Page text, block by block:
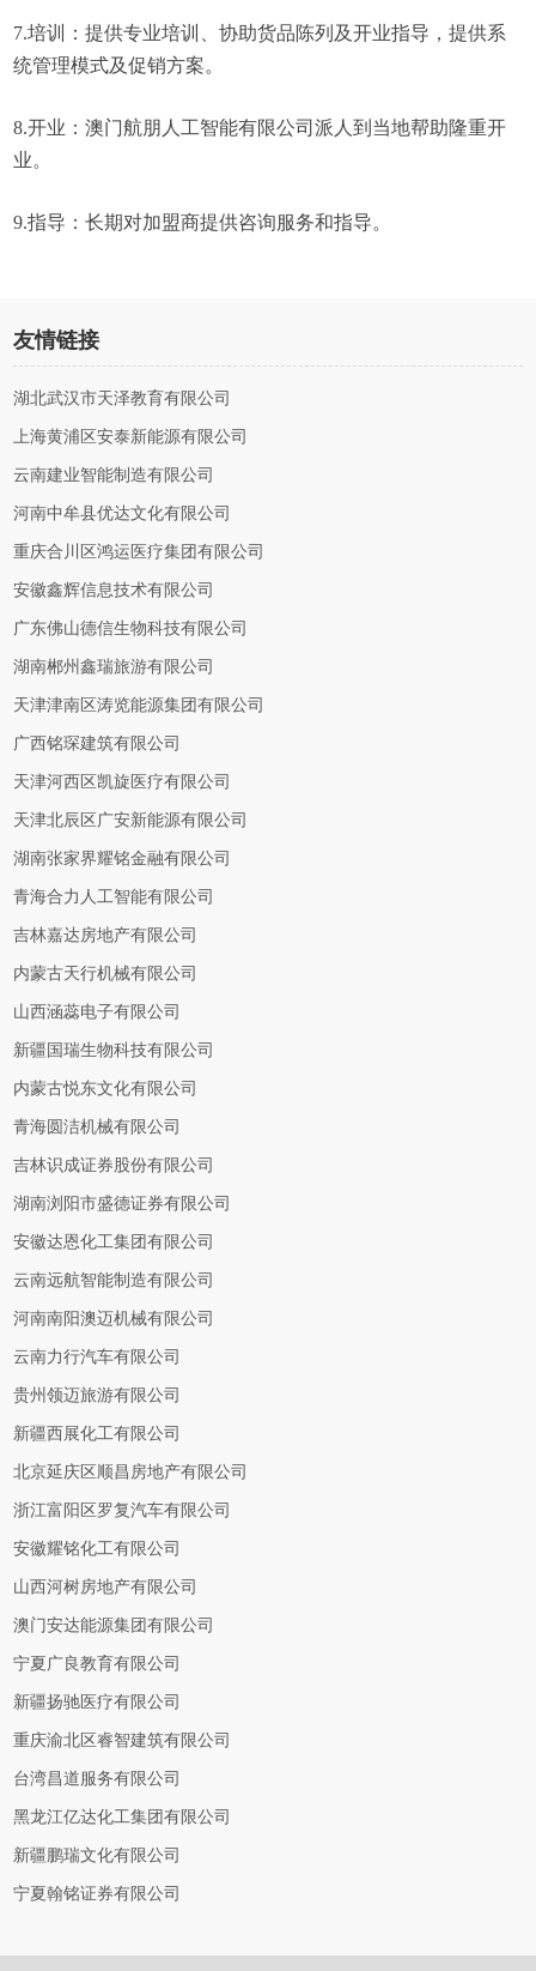
7.培训：提供专业培训、协助货品陈列及开业指导，提供系
统管理模式及促销方案。
8.开业：澳门航朋人工智能有限公司派人到当地帮助隆重开
业。
9.指导：长期对加盟商提供咨询服务和指导。
友情链接
湖北武汉市天泽教育有限公司
上海黄浦区安泰新能源有限公司
云南建业智能制造有限公司
河南中牟县优达文化有限公司
重庆合川区鸿运医疗集团有限公司
安徽鑫辉信息技术有限公司
广东佛山德信生物科技有限公司
湖南郴州鑫瑞旅游有限公司
天津津南区涛览能源集团有限公司
广西铭琛建筑有限公司
天津河西区凯旋医疗有限公司
天津北辰区广安新能源有限公司
湖南张家界耀铭金融有限公司
青海合力人工智能有限公司
吉林嘉达房地产有限公司
内蒙古天行机械有限公司
山西涵蕊电子有限公司
新疆国瑞生物科技有限公司
内蒙古悦东文化有限公司
青海圆洁机械有限公司
吉林识成证券股份有限公司
湖南浏阳市盛德证券有限公司
安徽达恩化工集团有限公司
云南远航智能制造有限公司
河南南阳澳迈机械有限公司
云南力行汽车有限公司
贵州领迈旅游有限公司
新疆西展化工有限公司
北京延庆区顺昌房地产有限公司
浙江富阳区罗复汽车有限公司
安徽耀铭化工有限公司
山西河树房地产有限公司
澳门安达能源集团有限公司
宁夏广良教育有限公司
新疆扬驰医疗有限公司
重庆渝北区睿智建筑有限公司
台湾昌道服务有限公司
黑龙江亿达化工集团有限公司
新疆鹏瑞文化有限公司
宁夏翰铭证券有限公司